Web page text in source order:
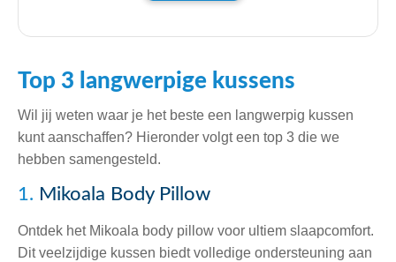
Top 3 langwerpige kussens
Wil jij weten waar je het beste een langwerpig kussen
kunt aanschaffen? Hieronder volgt een top 3 die we
hebben samengesteld.
1. Mikoala Body Pillow
Ontdek het Mikoala body pillow voor ultiem slaapcomfort.
Dit veelzijdige kussen biedt volledige ondersteuning aan